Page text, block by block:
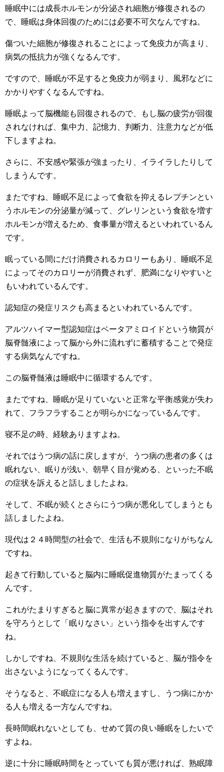
睡眠中には成長ホルモンが分泌され細胞が修復されるの
で、睡眠は身体回復のためには必要不可欠なんですね。
傷ついた細胞が修復されることによって免疫力が高まり、
病気の抵抗力が強くなるんです。
ですので、睡眠が不足すると免疫力が弱まり、風邪などに
かかりやすくなるんですね。
睡眠よって脳機能も回復されるので、もし脳の疲労が回復
されなければ、集中力、記憶力、判断力、注意力などが低
下しますよね。
さらに、不安感や緊張が強まったり、イライラしたりして
しまうんです。
またですね、睡眠不足によって食欲を抑えるレプチンとい
うホルモンの分泌量が減って、グレリンという食欲を増す
ホルモンが増えるため、食事量が増えるといわれているん
です。
眠っている間にだけ消費されるカロリーもあり、睡眠不足
によってそのカロリーが消費されず、肥満になりやすいと
もいわれているんです。
認知症の発症リスクも高まるといわれているんです。
アルツハイマー型認知症はベータアミロイドという物質が
脳脊髄液によって脳から外に流れずに蓄積することで発症
する病気なんですね。
この脳脊髄液は睡眠中に循環するんです。
またですね、睡眠が足りていないと正常な平衡感覚が失わ
れて、フラフラすることが明らかになっているんです。
寝不足の時、経験ありますよね。
それではうつ病の話に戻しますが、うつ病の患者の多くは
眠れない、眠りが浅い、朝早く目が覚める、といった不眠
の症状を訴えると話しましたよね。
そして、不眠が続くとさらにうつ病が悪化してしまうとも
話しましたよね。
現代は２４時間型の社会で、生活も不規則になりがちなん
ですね。
起きて行動していると脳内に睡眠促進物質がたまってくる
んです。
これがたまりすぎると脳に異常が起きますので、脳はそれ
を守ろうとして「眠りなさい」という指令を出すんです
ね。
しかしですね、不規則な生活を続けていると、脳が指令を
出さないようになってくるんです。
そうなると、不眠症になる人も増えますし、うつ病にかか
る人も増える一方なんですね。
長時間眠れないとしても、せめて質の良い睡眠をしたいで
すよね。
逆に十分に睡眠時間をとっていても質が悪ければ、熟眠障